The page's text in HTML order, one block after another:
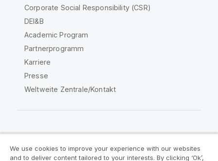
Corporate Social Responsibility (CSR)
DEI&B
Academic Program
Partnerprogramm
Karriere
Presse
Weltweite Zentrale/Kontakt
We use cookies to improve your experience with our websites
and to deliver content tailored to your interests. By clicking ‘Ok’,